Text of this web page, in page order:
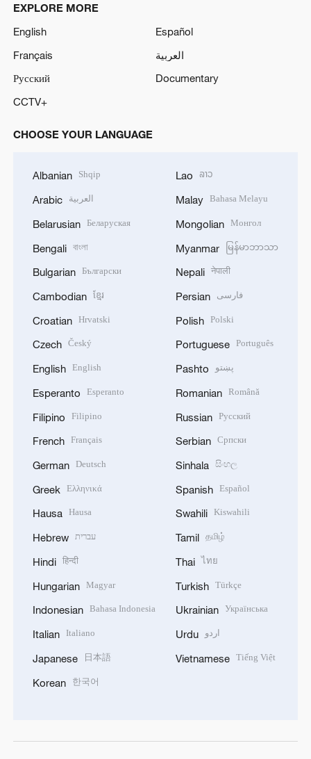
EXPLORE MORE
English
Español
Français
العربية
Русский
Documentary
CCTV+
CHOOSE YOUR LANGUAGE
Albanian Shqip
Arabic العربية
Belarusian Беларуская
Bengali বাংলা
Bulgarian Български
Cambodian ខ្មែរ
Croatian Hrvatski
Czech Český
English English
Esperanto Esperanto
Filipino Filipino
French Français
German Deutsch
Greek Ελληνικά
Hausa Hausa
Hebrew עברית
Hindi हिन्दी
Hungarian Magyar
Indonesian Bahasa Indonesia
Italian Italiano
Japanese 日本語
Korean 한국어
Lao ລາວ
Malay Bahasa Melayu
Mongolian Монгол
Myanmar မြန်မာဘာသာ
Nepali नेपाली
Persian فارسی
Polish Polski
Portuguese Português
Pashto پښتو
Romanian Română
Russian Русский
Serbian Српски
Sinhala සිංහල
Spanish Español
Swahili Kiswahili
Tamil தமிழ்
Thai ไทย
Turkish Türkçe
Ukrainian Українська
Urdu اردو
Vietnamese Tiếng Việt